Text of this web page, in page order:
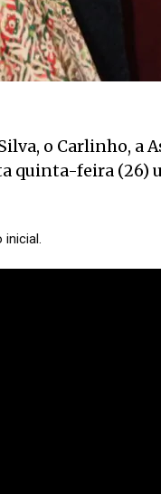
o Carlinho, a
quinta-feira (26)
inicial.